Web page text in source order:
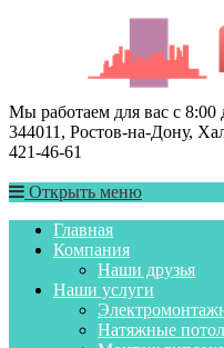
Мы работаем для вас с 8:00
344011, Ростов-на-Дону,
421-46-61
Открыть меню
Главная
Компания
Наши друзья
Наши услуги
Натяжные